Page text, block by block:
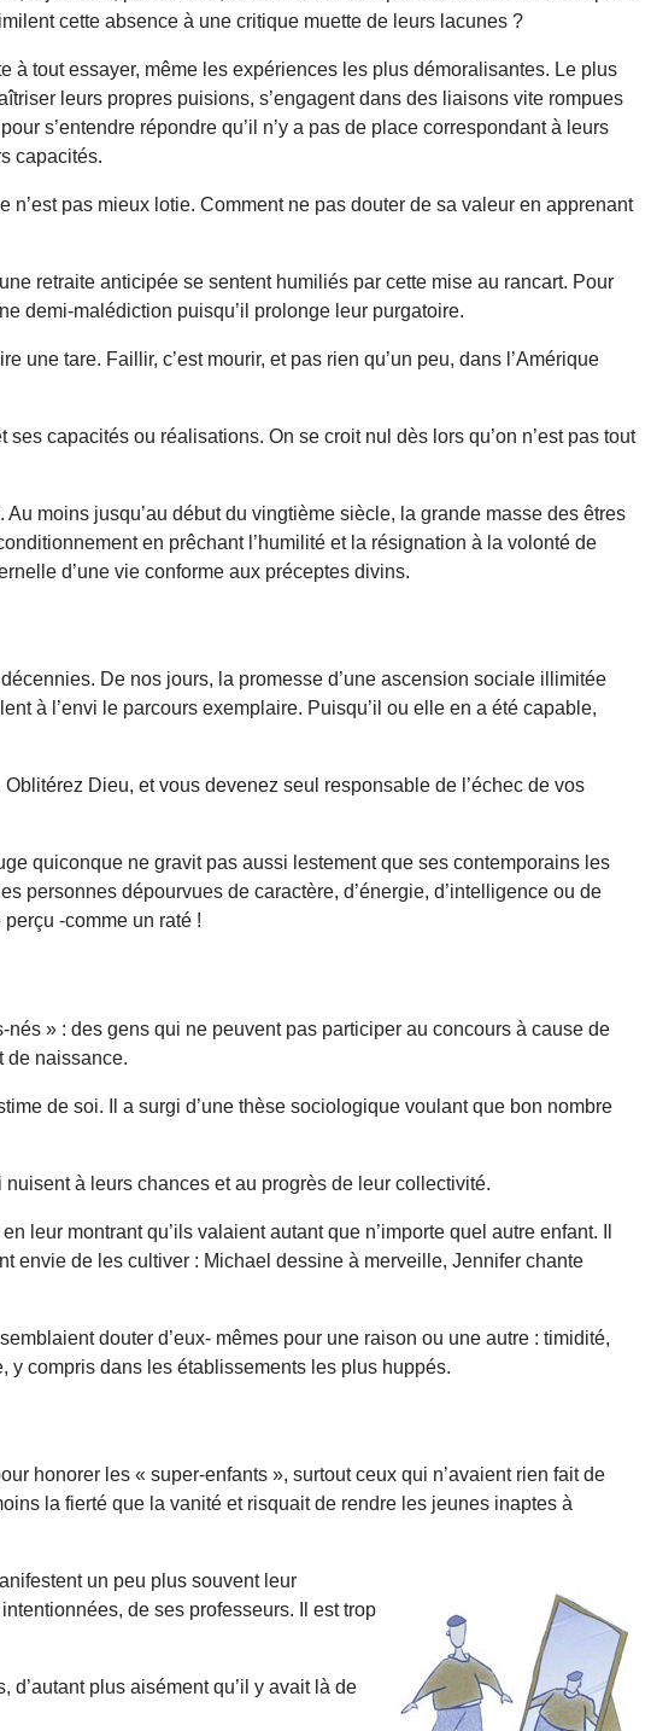
cette absence à une critique muette de leurs lacunes ?
tout essayer, même les expériences les plus démoralisantes. Le plus
leurs propres puisions, s’engagent dans des liaisons vite rompues
s’entendre répondre qu’il n’y a pas de place correspondant à leurs
capacités.
pas mieux lotie. Comment ne pas douter de sa valeur en apprenant
retraite anticipée se sentent humiliés par cette mise au rancart. Pour
demi-malédiction puisqu’il prolonge leur purgatoire.
une tare. Faillir, c’est mourir, et pas rien qu’un peu, dans l’Amérique
capacités ou réalisations. On se croit nul dès lors qu’on n’est pas tout
moins jusqu’au début du vingtième siècle, la grande masse des êtres
en prêchant l’humilité et la résignation à la volonté de
d’une vie conforme aux préceptes divins.
De nos jours, la promesse d’une ascension sociale illimitée
à l’envi le parcours exemplaire. Puisqu’il ou elle en a été capable,
Dieu, et vous devenez seul responsable de l’échec de vos
quiconque ne gravit pas aussi lestement que ses contemporains les
personnes dépourvues de caractère, d’énergie, d’intelligence ou de
perçu -comme un raté !
» : des gens qui ne peuvent pas participer au concours à cause de
de naissance.
de soi. Il a surgi d’une thèse sociologique voulant que bon nombre
à leurs chances et au progrès de leur collectivité.
montrant qu’ils valaient autant que n’importe quel autre enfant. Il
envie de les cultiver : Michael dessine à merveille, Jennifer chante
douter d’eux- mêmes pour une raison ou une autre : timidité,
y compris dans les établissements les plus huppés.
honorer les « super-enfants », surtout ceux qui n’avaient rien fait de
la fierté que la vanité et risquait de rendre les jeunes inaptes à
un peu plus souvent leur
de ses professeurs. Il est trop
plus aisément qu’il y avait là de